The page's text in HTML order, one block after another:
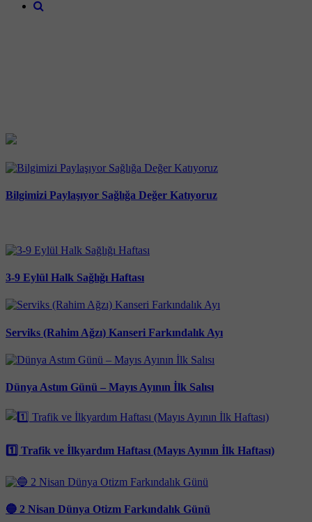
Bilgimizi Paylaşıyor Sağlığa Değer Katıyoruz
3-9 Eylül Halk Sağlığı Haftası
Serviks (Rahim Ağzı) Kanseri Farkındalık Ayı
Dünya Astım Günü – Mayıs Ayının İlk Salısı
1️⃣ Trafik ve İlkyardım Haftası (Mayıs Ayının İlk Haftası)
🔵 2 Nisan Dünya Otizm Farkındalık Günü